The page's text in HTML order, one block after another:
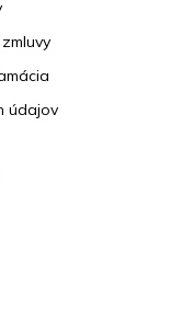
údajov